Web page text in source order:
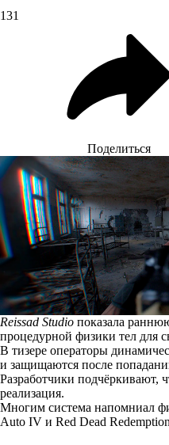
131
Поделиться
Reissad Studio показала
процедурной физики тел для
В тизере операторы
и защищаются после
Разработчики подчёркивают,
реализация.
Многим система напомниал
Auto IV и Red Dead